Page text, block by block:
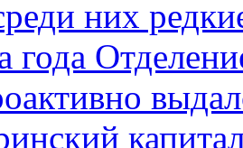
них
года